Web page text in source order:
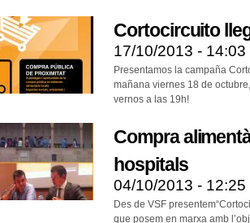
Cortocircuito
17/10/2013 - 14:03
Presentamos la campaña
mañana viernes 18 de
vernos a las 19h!
Compra
hospitals
04/10/2013 - 12:25
Des de VSF
que posem en marxa amb